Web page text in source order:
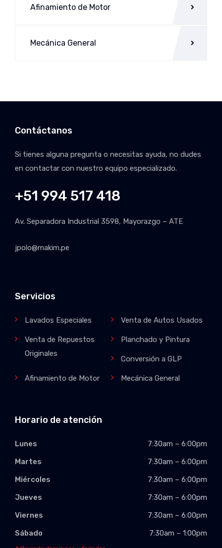
Afinamiento de Motor
Mecánica General
Contáctanos
Si tienes alguna pregunta o necesitas ayuda, no dudes
en contactar con nuestro equipo especializado.
+51 994 517 418
Av. Separadora Industrial 3598, Mayorazgo – ATE
jpolo@makim.pe
Servicios
Lavados Especiales Venta de Autos Usados
Venta de Repuestos
Originales
Planchado y Pintura
Conversión a GLP
Afinamiento de Motor Mecánica General
Horario de atención
Lunes
7:30am – 6:00pm
Martes
7:30am – 6:00pm
Miércoles
7:30am – 6:00pm
Jueves
7:30am – 6:00pm
Viernes
7:30am – 6:00pm
Sábado
7:30am – 1:00pm